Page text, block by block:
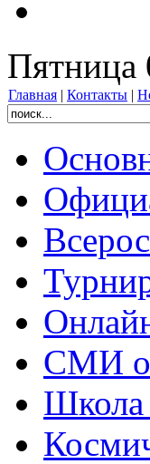
Пятница
Главная | Контакты |
СМИ о
Школа